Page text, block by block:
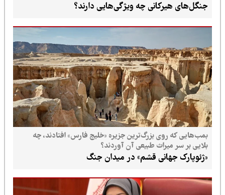
جنگل‌های هیرکانی چه ویژگی‌هایی دارند؟
بمب‌هایی که روی بزرگ‌ترین جزیره «خلیج فارس» افتادند، چه
بلایی بر سر میراث طبیعی آن آوردند؟
«ژئوپارک جهانی قشم» در میدان جنگ